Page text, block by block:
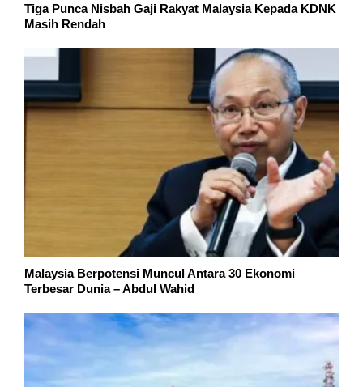
Tiga Punca Nisbah Gaji Rakyat Malaysia Kepada KDNK
Masih Rendah
Malaysia Berpotensi Muncul Antara 30 Ekonomi
Terbesar Dunia – Abdul Wahid